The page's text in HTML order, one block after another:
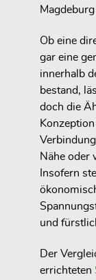
Ob eine
gar eine
innerhalb
bestand,
doch die
Nähe oder
Insofern
und
Der
errichteten